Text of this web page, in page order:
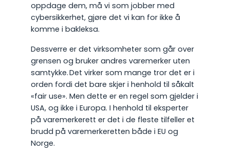
oppdage dem, må vi som jobber med
cybersikkerhet, gjøre det vi kan for ikke å
komme i bakleksa.
Dessverre er det virksomheter som går over
grensen og bruker andres varemerker uten
samtykke. Det virker som mange tror det er i
orden fordi det bare skjer i henhold til såkalt
«fair use». Men dette er en regel som gjelder i
USA, og ikke i Europa. I henhold til eksperter
på varemerkerett er det i de fleste tilfeller et
brudd på varemerkeretten både i EU og
Norge.